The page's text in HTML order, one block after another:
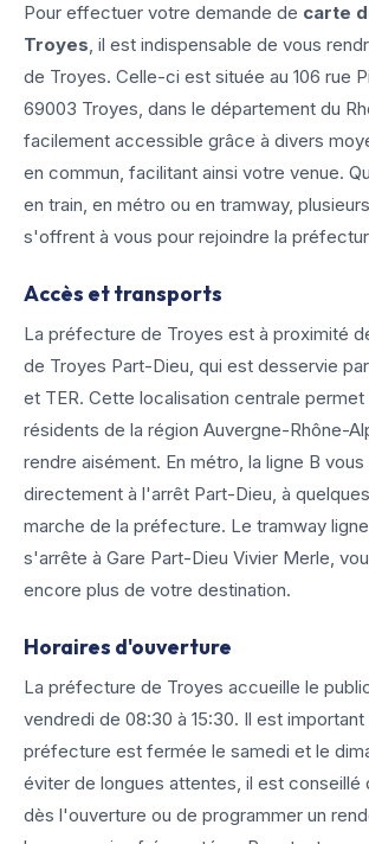
Pour effectuer votre demande de carte
Troyes, il est indispensable de vous
de Troyes. Celle-ci est située au 106 rue
69003 Troyes, dans le département du
facilement accessible grâce à divers
en commun, facilitant ainsi votre venue.
en train, en métro ou en tramway,
s'offrent à vous pour rejoindre la
Accès et transports
La préfecture de Troyes est à proximité
de Troyes Part-Dieu, qui est desservie
et TER. Cette localisation centrale
résidents de la région Auvergne-Rhône-
rendre aisément. En métro, la ligne B vous
directement à l'arrêt Part-Dieu, à
marche de la préfecture. Le tramway ligne
s'arrête à Gare Part-Dieu Vivier Merle,
encore plus de votre destination.
Horaires d'ouverture
La préfecture de Troyes accueille le
vendredi de 08:30 à 15:30. Il est
préfecture est fermée le samedi et le
éviter de longues attentes, il est conseillé
dès l'ouverture ou de programmer un